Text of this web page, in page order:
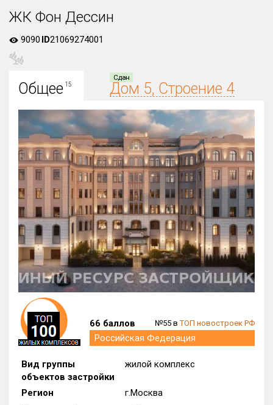
Все
Населённый пункт
Все
Район в городе
Все
₽/м² млн ₽
Цена
от до
Общая площадь, м²
от до
Срок сдачи
от до
Вид объекта
Кол-во комнат
Только новые
ЖК Фон Дессин
9090 ID21069274001
Общее15
Сдан
Дом 5, Строение 4
66 баллов №55 вТОП новостроек РФ
Российская Федерация
Вид группы
объектов застройки
жилой комплекс
Регион
г.Москва